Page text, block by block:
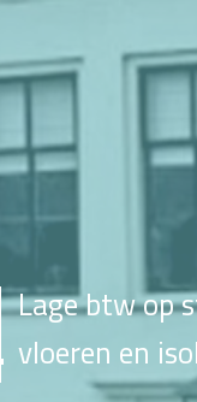
Lage btw op
vloeren en